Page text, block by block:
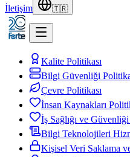
İletişim
🇹🇷
Kalite Politikası
Bilgi Güvenliği
Çevre Politikası
İnsan Kaynakları
İş Sağlığı ve
Bilgi Teknolojileri
Kişisel Veri Saklama